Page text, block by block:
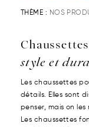
THÈME : NOS
style et
Les chaussettes
détails. Elles sont
penser, mais on
Les chaussettes